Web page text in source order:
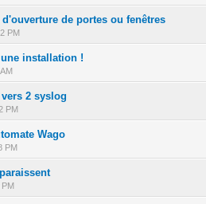
d'ouverture de portes ou fenêtres
PM
of 5 in Average
1234 5
installation !
of 5 in Average
1 2345
2 syslog
PM
of 5 in Average
123 45
Wago
PM
of 5 in Average
12345
of 5 in Average
12345